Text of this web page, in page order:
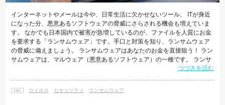
インターネットやメールは今や、日常生活に欠かせないツール。 ITが身近
になった分、悪意あるソフトウェアの脅威にさらされる機会も増えていま
す。 なかでも日本国内で被害が急増しているのが、ファイルを人質にお金
を要求する「ランサムウェア」です。手口と対策を知り、ランサムウェア
の脅威に備えましょう。 ランサムウェアはあなたのお金を直接狙う！ ラン
サムウェアは、マルウェア（悪意あるソフトウェア）の一種です。 ランサ
ムウェアの特徴は、感染したパソコンを人質にとって「元通りにしてほし
暗号が設定されて開けなくなります。 大手セキュリティベンダーのトレン
つづきを読む
ウイルス セキュリティ ランサムウェア